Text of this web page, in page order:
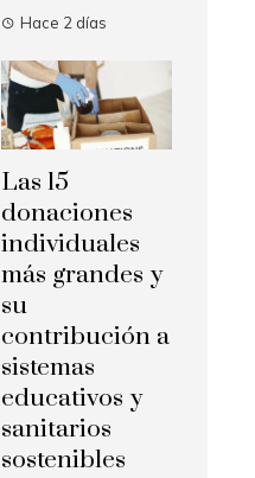
Hace 2 días
Las 15
donaciones
individuales
más grandes y
su
contribución a
sistemas
educativos y
sanitarios
sostenibles